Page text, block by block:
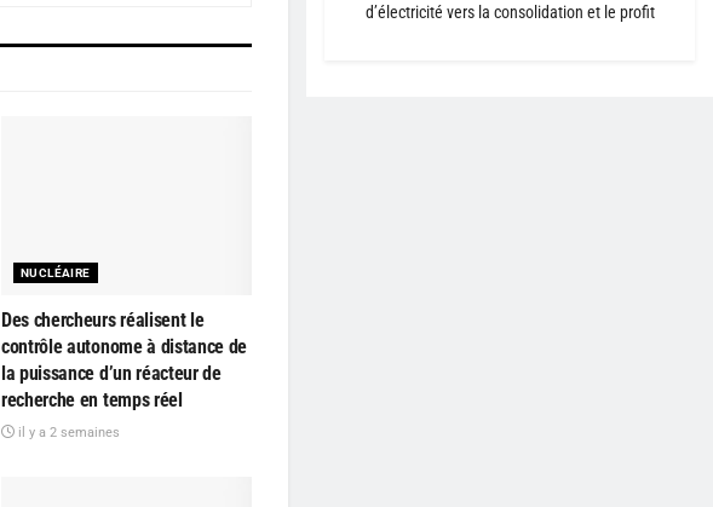
NUCLÉAIRE
Des chercheurs réalisent le
contrôle autonome à distance de
la puissance d’un réacteur de
recherche en temps réel
il y a 2 semaines
d’électricité vers la consolidation et le profit